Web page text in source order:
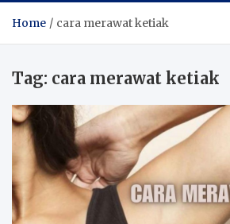
Home cara merawat ketiak
Tag: cara merawat ketiak